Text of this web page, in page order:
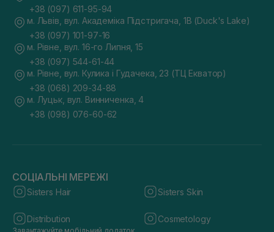
+38 (097) 611-95-94
м. Львів, вул. Академіка Підстригача, 1В (Duck's Lake)
+38 (097) 101-97-16
м. Рівне, вул. 16-го Липня, 15
+38 (097) 544-61-44
м. Рівне, вул. Кулика і Гудачека, 23 (ТЦ Екватор)
+38 (068) 209-34-88
м. Луцьк, вул. Винниченка, 4
+38 (098) 076-60-62
СОЦІАЛЬНІ МЕРЕЖІ
Sisters Hair Sisters Skin
Distribution Cosmetology